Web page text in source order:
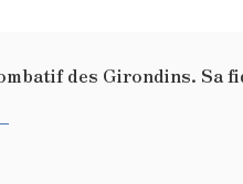
des Girondins. Sa